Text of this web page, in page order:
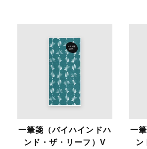
一筆箋（バイハインドハ
ンド・ザ・リーフ）V
一
ン